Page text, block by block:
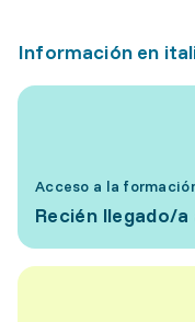
Información en
Acceso a la
Recién llegado/a